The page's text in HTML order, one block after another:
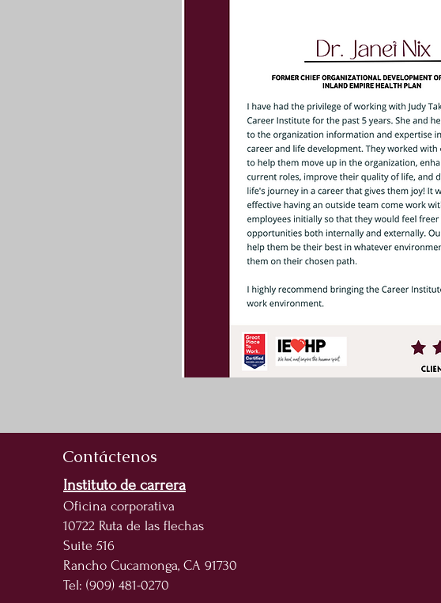
Contáctenos
Instituto de carrera
Oficina corporativa
10722 Ruta de las flechas
Suite 516
Rancho Cucamonga, CA 91730
Tel: (909) 481-0270